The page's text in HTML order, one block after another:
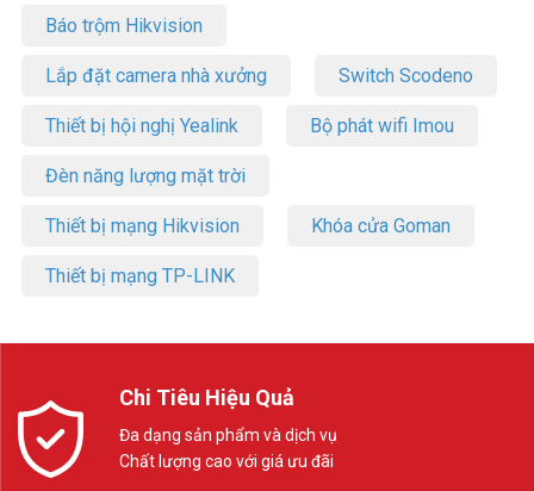
Báo trộm Hikvision
Lắp đặt camera nhà xưởng Switch Scodeno
Thiết bị hội nghị Yealink Bộ phát wifi Imou
Đèn năng lượng mặt trời
Thiết bị mạng Hikvision Khóa cửa Goman
Thiết bị mạng TP-LINK
Chi Tiêu Hiệu Quả
Đa dạng sản phẩm và dịch vụ
Chất lượng cao với giá ưu đãi